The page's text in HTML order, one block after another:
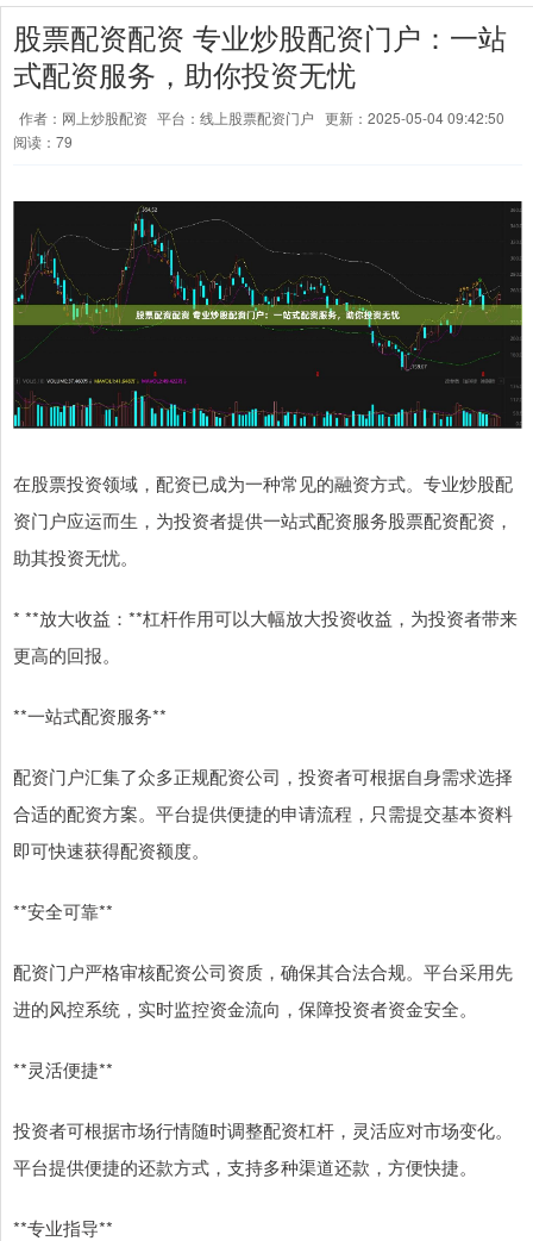
股票配资配资 专业炒股配资门户：一站
式配资服务，助你投资无忧
作者：网上炒股配资 平台：线上股票配资门户 更新：2025-05-04 09:42:50
阅读：79
在股票投资领域，配资已成为一种常见的融资方式。专业炒股配
资门户应运而生，为投资者提供一站式配资服务股票配资配资，
助其投资无忧。
* **放大收益：**杠杆作用可以大幅放大投资收益，为投资者带来
更高的回报。
**一站式配资服务**
配资门户汇集了众多正规配资公司，投资者可根据自身需求选择
合适的配资方案。平台提供便捷的申请流程，只需提交基本资料
即可快速获得配资额度。
**安全可靠**
配资门户严格审核配资公司资质，确保其合法合规。平台采用先
进的风控系统，实时监控资金流向，保障投资者资金安全。
**灵活便捷**
投资者可根据市场行情随时调整配资杠杆，灵活应对市场变化。
平台提供便捷的还款方式，支持多种渠道还款，方便快捷。
**专业指导**